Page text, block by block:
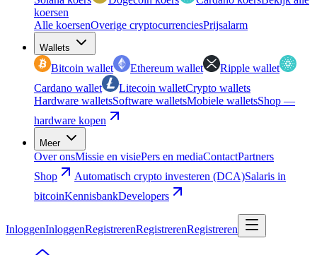
koersen
Alle koersenOverige cryptocurrenciesPrijsalarm
Wallets
Bitcoin wallet Ethereum wallet
Ripple wallet
Cardano wallet
Litecoin walletCrypto wallets
Hardware walletsSoftware walletsMobiele walletsShop —
hardware kopen
Meer
Over onsMissie en visiePers en mediaContactPartners
Shop
Automatisch crypto investeren (DCA)Salaris in
bitcoinKennisbankDevelopers
InloggenInloggenRegistrerenRegistrerenRegistreren